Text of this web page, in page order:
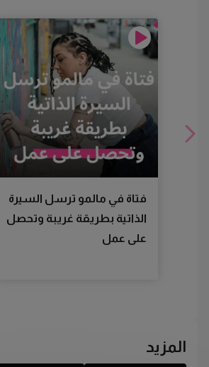
فتاة في مالمو ترسل السيرة
الذاتية بطريقة غريبة وتحصل
على عمل
المزيد